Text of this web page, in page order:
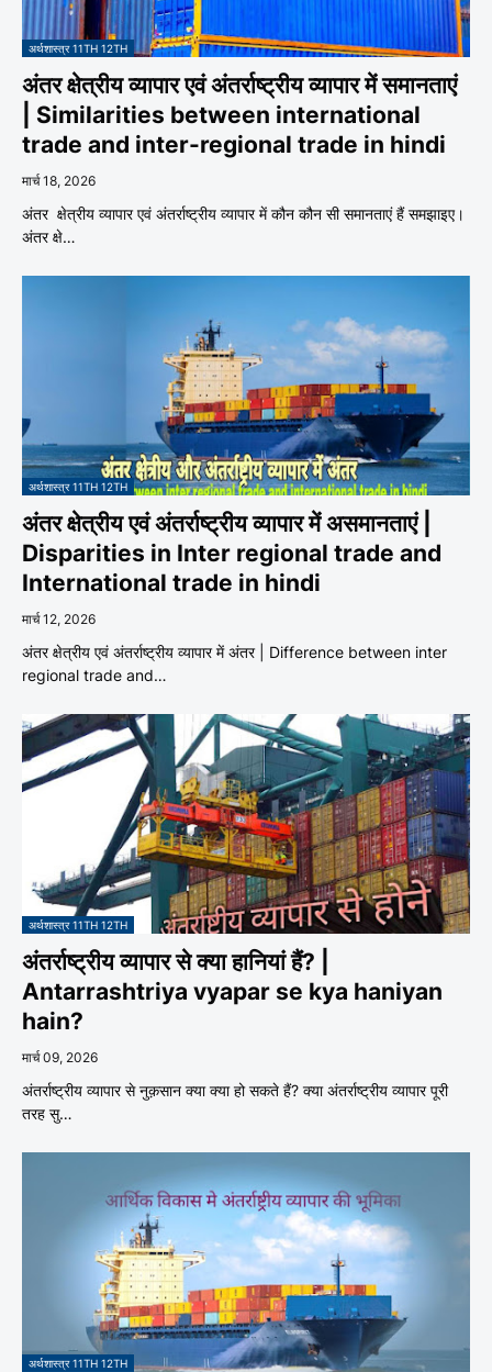
अर्थशास्त्र 11TH 12TH
अंतर क्षेत्रीय व्यापार एवं अंतर्राष्ट्रीय व्यापार में समानताएं
| Similarities between international
trade and inter-regional trade in hindi
मार्च 18, 2026
अंतर क्षेत्रीय व्यापार एवं अंतर्राष्ट्रीय व्यापार में कौन कौन सी समानताएं हैं समझाइए।
अंतर क्षे…
अर्थशास्त्र 11TH 12TH
अंतर क्षेत्रीय एवं अंतर्राष्ट्रीय व्यापार में असमानताएं |
Disparities in Inter regional trade and
International trade in hindi
मार्च 12, 2026
अंतर क्षेत्रीय एवं अंतर्राष्ट्रीय व्यापार में अंतर | Difference between inter
regional trade and…
अर्थशास्त्र 11TH 12TH
अंतर्राष्ट्रीय व्यापार से क्या हानियां हैं? |
Antarrashtriya vyapar se kya haniyan
hain?
मार्च 09, 2026
अंतर्राष्ट्रीय व्यापार से नुक़सान क्या क्या हो सकते हैं? क्या अंतर्राष्ट्रीय व्यापार पूरी
तरह सु…
अर्थशास्त्र 11TH 12TH